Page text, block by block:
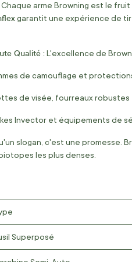
Chaque arme Browning est le
garantit une expérience de
Qualité : L'excellence de
de camouflage et
de visée, fourreaux
Invector et équipements de
slogan, c'est une promesse.
les plus denses.
Superposé